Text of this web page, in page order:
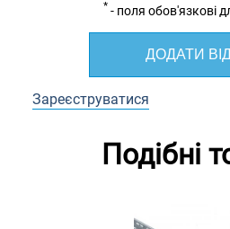
* - поля обов'язкові
ДОДАТИ
Зареєструватися
Подібні